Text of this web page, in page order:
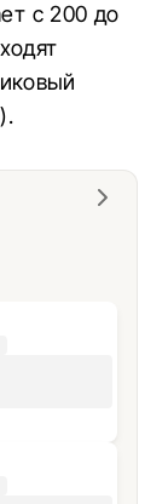
с 200 до